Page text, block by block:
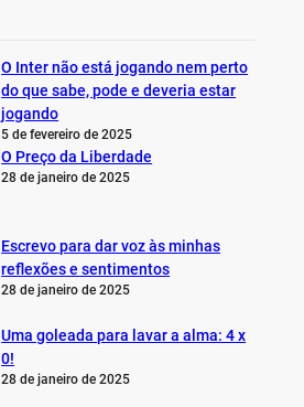
O Inter não está jogando nem perto
do que sabe, pode e deveria estar
jogando
5 de fevereiro de 2025
O Preço da Liberdade
28 de janeiro de 2025
Escrevo para dar voz às minhas
reflexões e sentimentos
28 de janeiro de 2025
Uma goleada para lavar a alma: 4 x
0!
28 de janeiro de 2025